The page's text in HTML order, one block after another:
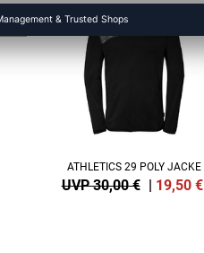
ATHLETICS 29 POLY JACKE
UVP 30,00 € | 19,50 €